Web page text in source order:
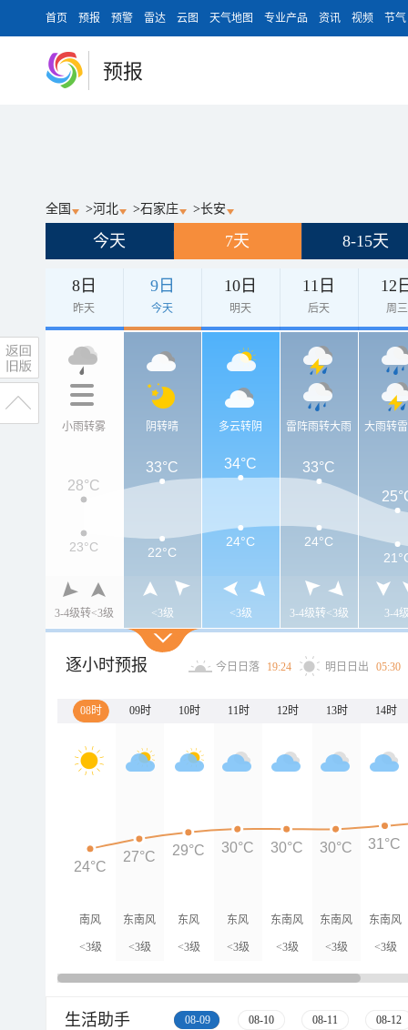
首页 预报 预警 雷达 云图 天气地图 专业产品 资讯 视频 节气
预报
全国 >河北 >石家庄 >长安
今天 7天 8-15天
8日
昨天
9日
今天
10日
明天
11日
后天
12
周三
小雨转雾
3-4级转<3级
阴转晴
<3级
多云转阴
<3级
雷阵雨转大雨
3-4级转<3级
大雨转
3-4
28°C
33°C 34°C
33°C
23°C 22°C
24°C
24°C
逐小时预报 今日日落 19:24 明日日出 05:30
08时 09时 10时 11时 12时 13时 14时
南风
<3级
东南风
<3级
东风
<3级
东风
<3级
东南风
<3级
东南风
<3级
东南风
<3级
24°C
27°C 29°C 30°C 30°C 30°C 31°C
生活助手 08-09 08-10 08-11 08-12